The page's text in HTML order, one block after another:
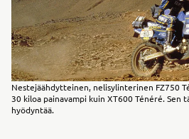
Nestejäähdytteinen, nelisylinterinen FZ750
30 kiloa painavampi kuin XT600 Ténéré.
hyödyntää.